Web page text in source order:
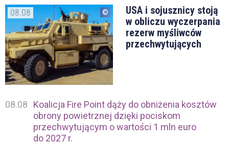
08.08
USA i sojusznicy stoją
w obliczu wyczerpania
rezerw myśliwców
przechwytujących
08.08
Koalicja Fire Point dąży do obniżenia kosztów
obrony powietrznej dzięki pociskom
przechwytującym o wartości 1 mln euro
do 2027 r.